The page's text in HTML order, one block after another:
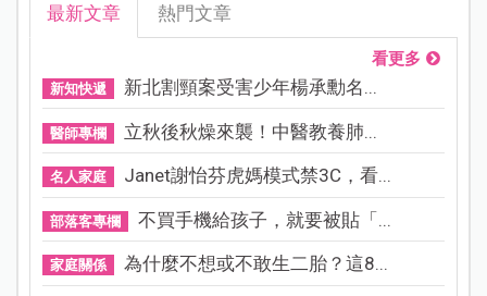
最新文章 熱門文章
看更多
新知快遞 新北割頸案受害少年楊承勳名...
醫師專欄 立秋後秋燥來襲！中醫教養肺...
名人家庭 Janet謝怡芬虎媽模式禁3C，看...
部落客專欄 不買手機給孩子，就要被貼「...
家庭關係 為什麼不想或不敢生二胎？這8...